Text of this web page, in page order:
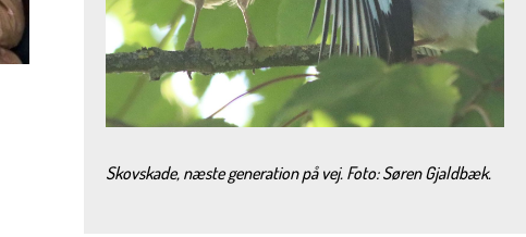
Skovskade, næste generation på vej. Foto: Søren Gjaldbæk.